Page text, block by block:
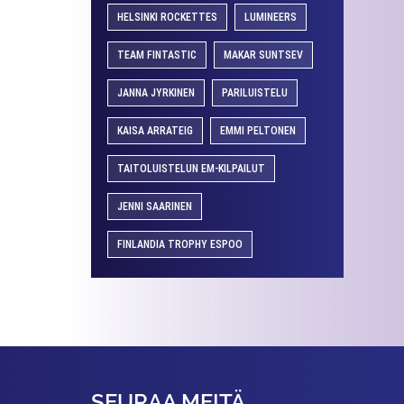
HELSINKI ROCKETTES LUMINEERS
TEAM FINTASTIC MAKAR SUNTSEV
JANNA JYRKINEN PARILUISTELU
KAISA ARRATEIG EMMI PELTONEN
TAITOLUISTELUN EM-KILPAILUT
JENNI SAARINEN
FINLANDIA TROPHY ESPOO